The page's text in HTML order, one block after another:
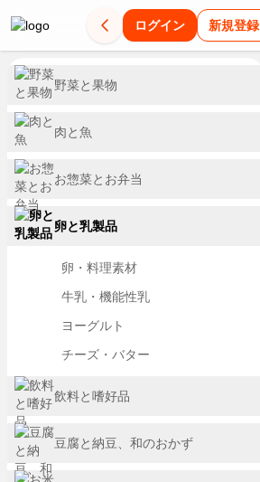
ログイン 新規登録
野菜と果物
肉と魚
お惣菜とお弁当
卵と乳製品
卵・料理素材
牛乳・機能性乳
ヨーグルト
チーズ・バター
飲料と嗜好品
豆腐と納豆、和のおかず